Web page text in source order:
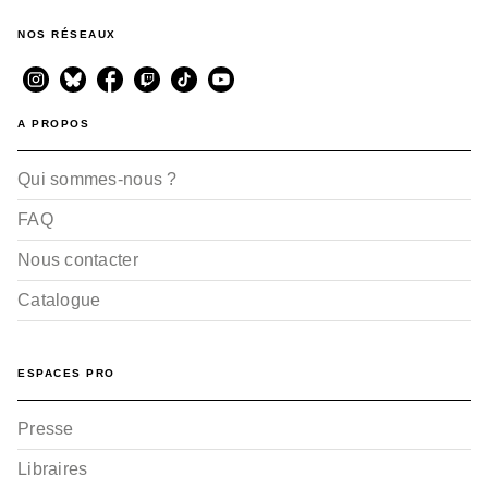
NOS RÉSEAUX
A PROPOS
Qui sommes-nous ?
FAQ
Nous contacter
Catalogue
ESPACES PRO
Presse
Libraires